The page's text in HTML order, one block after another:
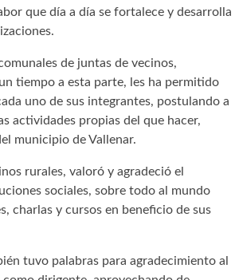
que día a día se fortalece y desarrolla
de juntas de vecinos,
tiempo a esta parte, les ha permitido
uno de sus integrantes, postulando a
actividades propias del que hacer,
municipio de Vallenar.
rurales, valoró y agradeció el
sociales, sobre todo al mundo
charlas y cursos en beneficio de sus
tuvo palabras para agradecimiento al